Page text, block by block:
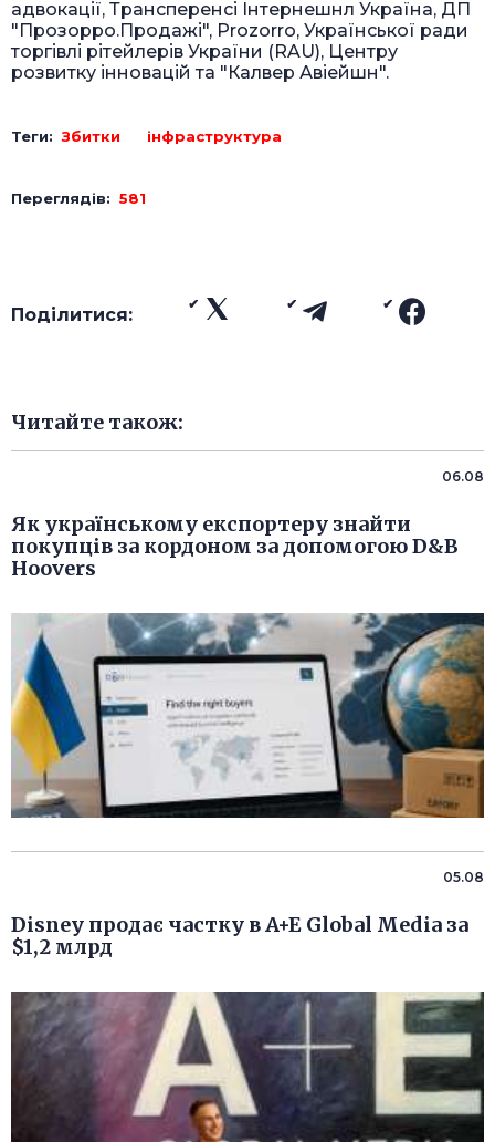
адвокації, Трансперенсі Інтернешнл Україна, ДП
"Прозорро.Продажі", Prozorro, Української ради
торгівлі рітейлерів України (RAU), Центру
розвитку інновацій та "Калвер Авіейшн".
Теги:Збитки інфраструктура
Переглядів: 581
Поділитися:
Читайте також:
06.08
Як українському експортеру знайти
покупців за кордоном за допомогою D&B
Hoovers
05.08
Disney продає частку в A+E Global Media за
$1,2 млрд